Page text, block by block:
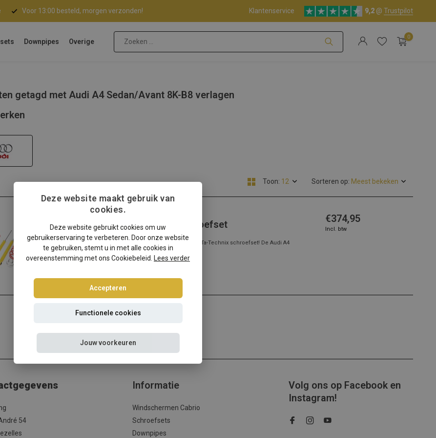
Voor 13:00 besteld, morgen verzonden! Klantenservice 9,2 @ Trustpilot
Downpipes Overige
0
getagd met Audi A4 Sedan/Avant 8K-B8 verlagen
Toon: Sorteren op:
Audi A4 Sedan/Avant 8K-B8 schroefset
Audi A4 Sedan/Avant 8K-B8 verlagen? Kies dan voor deze Ta-Technix schroefset! De Audi A4
verlagingsset met de beste prij...
Lees meer
€374,95
Incl. btw
54
Informatie
Windschermen Cabrio
Schroefsets
Downpipes
Volg ons op Facebook en
Instagram!
Deze website maakt gebruik van
cookies.
Deze website gebruikt cookies om uw
gebruikerservaring te verbeteren. Door onze website
te gebruiken, stemt u in met alle cookies in
overeenstemming met ons Cookiebeleid. Lees verder
Accepteren
Functionele cookies
Jouw voorkeuren